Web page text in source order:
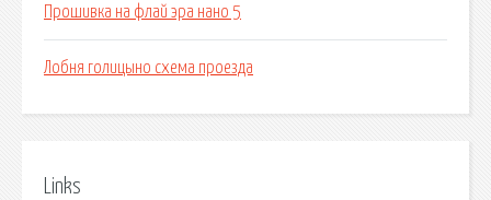
Прошивка на флай эра нано 5
Лобня голицыно схема проезда
Links